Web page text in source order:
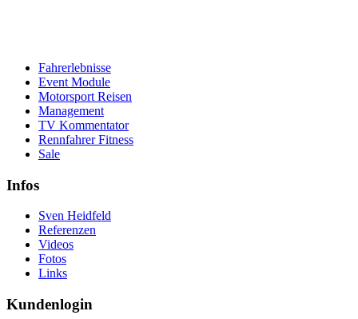
Fahrerlebnisse
Event Module
Motorsport Reisen
Management
TV Kommentator
Rennfahrer Fitness
Sale
Infos
Sven Heidfeld
Referenzen
Videos
Fotos
Links
Kundenlogin